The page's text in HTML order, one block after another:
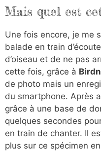
Mais quel est
Une fois encore, je me
balade en train
d’oiseau et de ne pas
cette fois, grâce à
de photo mais un
du smartphone. Après
grâce à une base de
quelques secondes
en train de chanter. Il
plus sur ce spécimen